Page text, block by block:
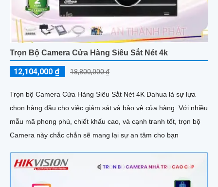
Trọn Bộ Camera Cửa Hàng Siêu Sắt Nét 4k
12,104,000 ₫ 18,800,000 ₫
Trọn bộ Camera Cửa Hàng Siêu Sắt Nét 4K Dahua là sự lựa
chọn hàng đầu cho việc giám sát và bảo vệ cửa hàng. Với nhiều
mẫu mã phong phú, chiết khấu cao, và cạnh tranh tốt, trọn bộ
Camera này chắc chắn sẽ mang lại sự an tâm cho bạn